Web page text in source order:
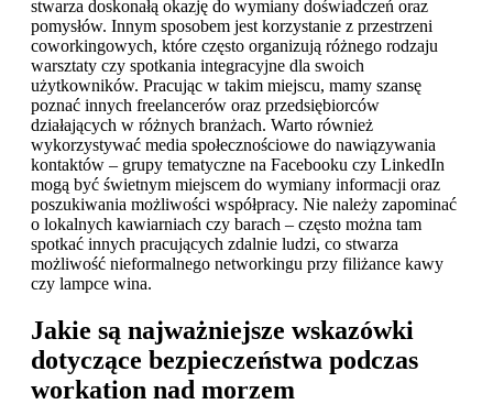
stwarza doskonałą okazję do wymiany doświadczeń oraz
pomysłów. Innym sposobem jest korzystanie z przestrzeni
coworkingowych, które często organizują różnego rodzaju
warsztaty czy spotkania integracyjne dla swoich
użytkowników. Pracując w takim miejscu, mamy szansę
poznać innych freelancerów oraz przedsiębiorców
działających w różnych branżach. Warto również
wykorzystywać media społecznościowe do nawiązywania
kontaktów – grupy tematyczne na Facebooku czy LinkedIn
mogą być świetnym miejscem do wymiany informacji oraz
poszukiwania możliwości współpracy. Nie należy zapominać
o lokalnych kawiarniach czy barach – często można tam
spotkać innych pracujących zdalnie ludzi, co stwarza
możliwość nieformalnego networkingu przy filiżance kawy
czy lampce wina.
Jakie są najważniejsze wskazówki
dotyczące bezpieczeństwa podczas
workation nad morzem